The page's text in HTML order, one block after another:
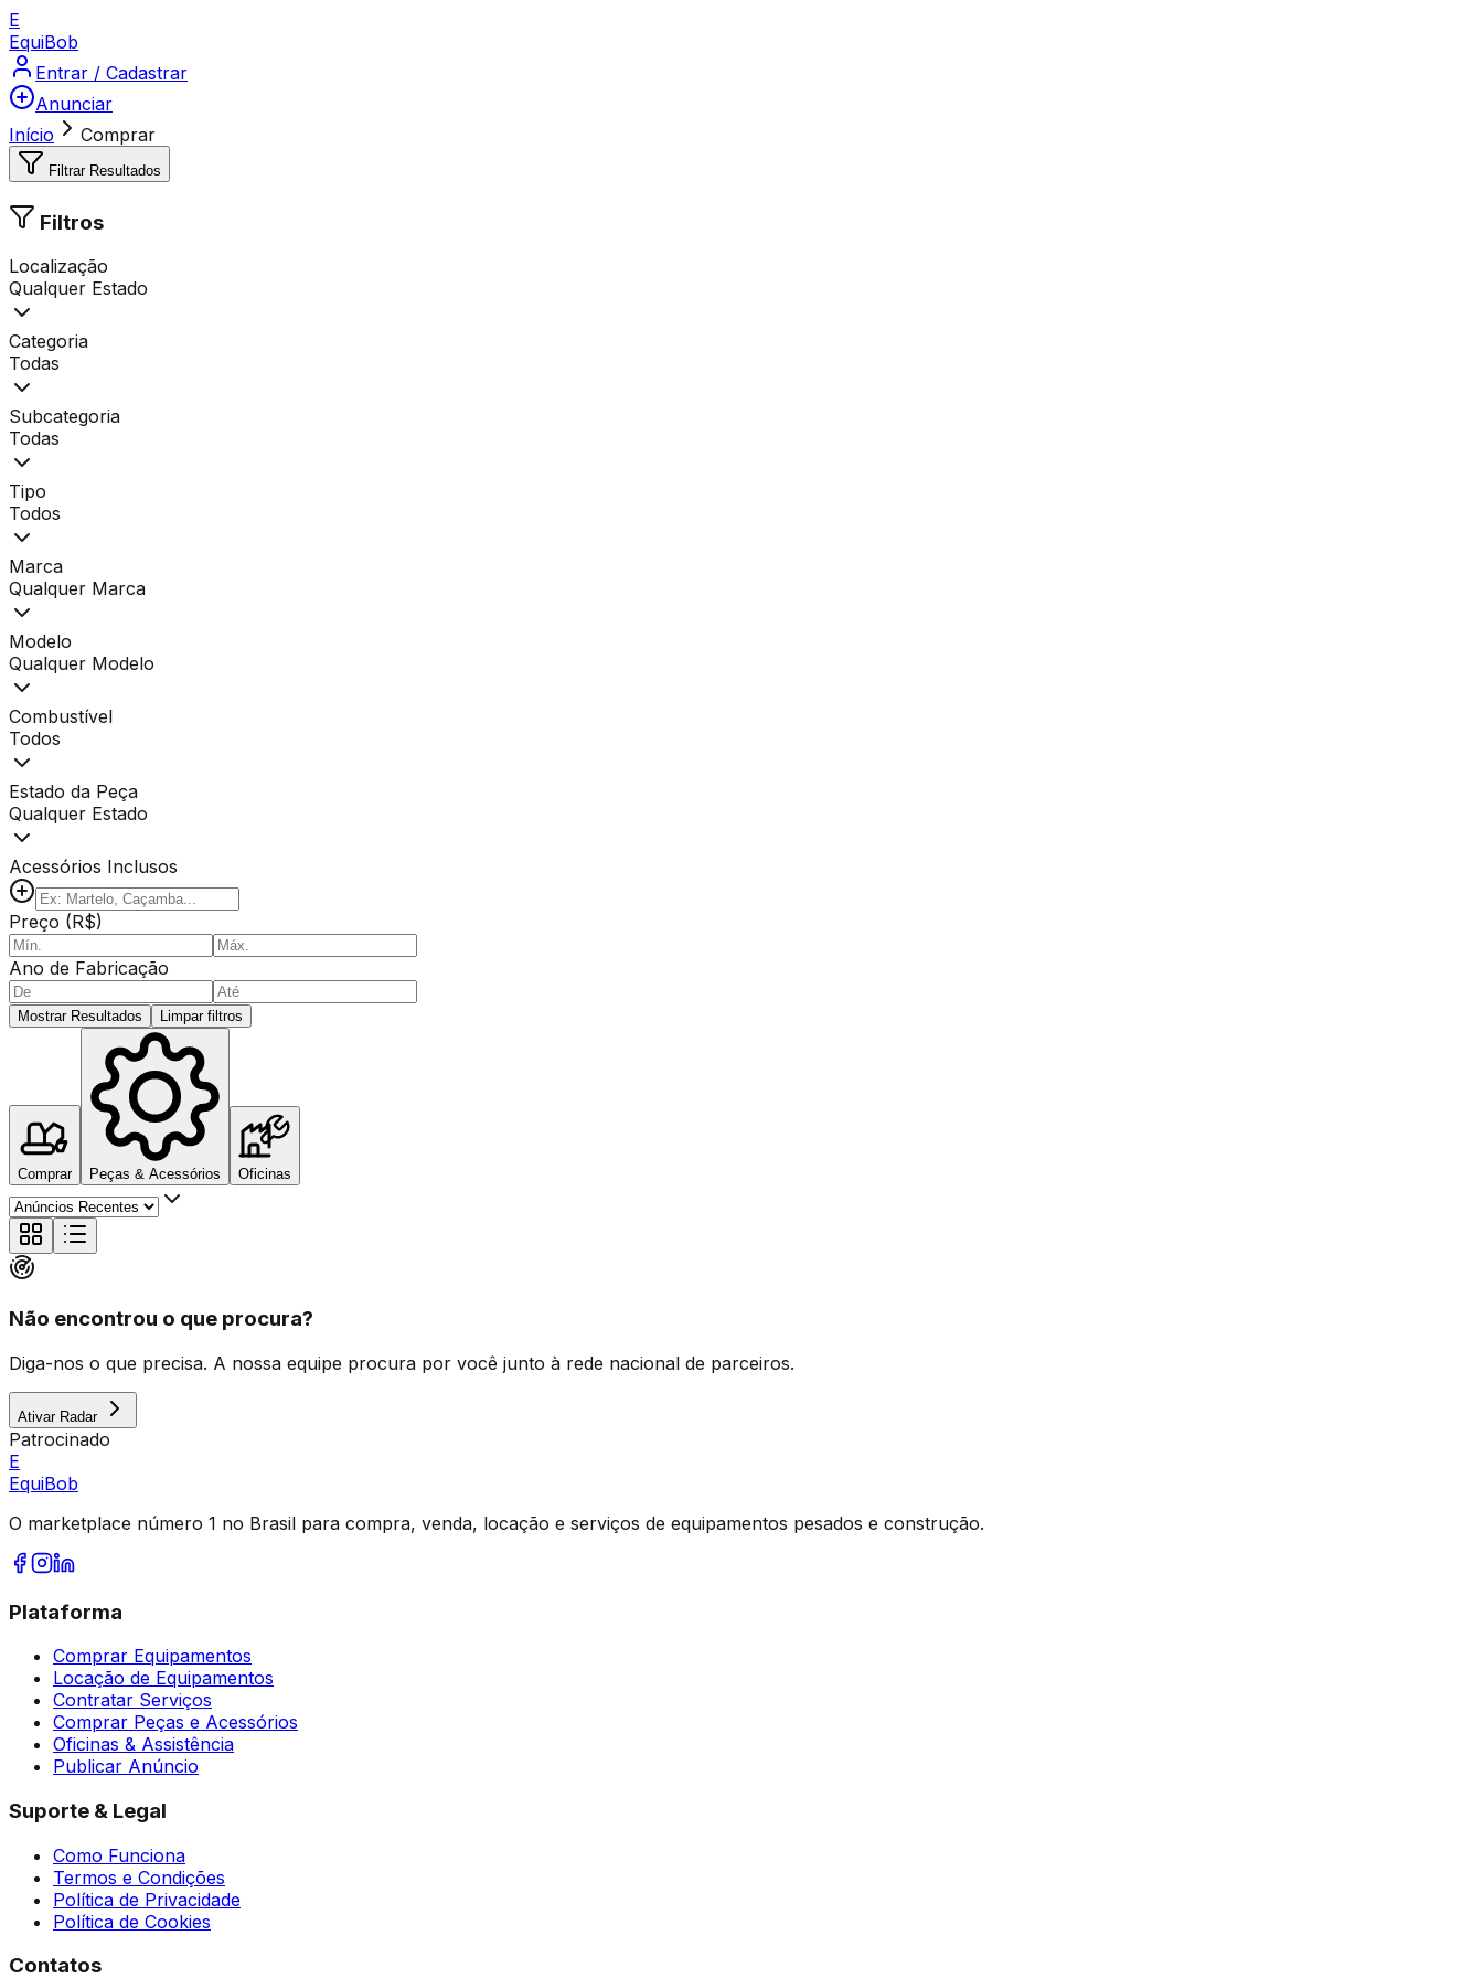
E
EquiBob
Entrar / Cadastrar
Anunciar
Início
Comprar
Filtrar Resultados
Filtros
Localização
Qualquer Estado
Categoria
Todas
Subcategoria
Todas
Tipo
Todos
Marca
Qualquer Marca
Modelo
Qualquer Modelo
Combustível
Todos
Estado da Peça
Qualquer Estado
Acessórios Inclusos
Preço (R$)
Ano de Fabricação
Mostrar Resultados Limpar filtros
Comprar Peças & Acessórios Oficinas
Não encontrou o que procura?
Diga-nos o que precisa. A nossa equipe procura por você junto à rede nacional de parceiros.
Ativar Radar
Patrocinado
E
EquiBob
O marketplace número 1 no Brasil para compra, venda, locação e serviços de equipamentos pesados e construção.
Plataforma
Comprar Equipamentos
Locação de Equipamentos
Contratar Serviços
Comprar Peças e Acessórios
Oficinas & Assistência
Publicar Anúncio
Suporte & Legal
Como Funciona
Termos e Condições
Política de Privacidade
Política de Cookies
Contatos